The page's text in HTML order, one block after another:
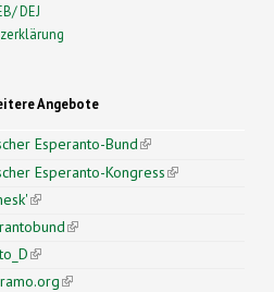
DEJ
Angebote
Esperanto-Bund(link is
external)
Esperanto-Kongress(link is
(link is external)
(link is external)
(link is external)
(link is external)